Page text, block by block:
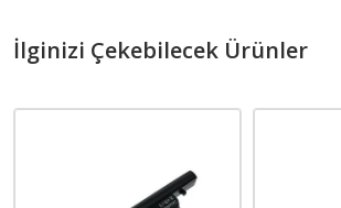
İlginizi Çekebilecek Ürünler